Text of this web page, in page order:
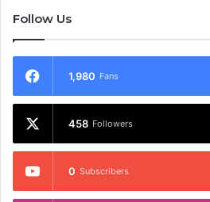
Follow Us
1,980 Fans
458 Followers
0 Subscribers